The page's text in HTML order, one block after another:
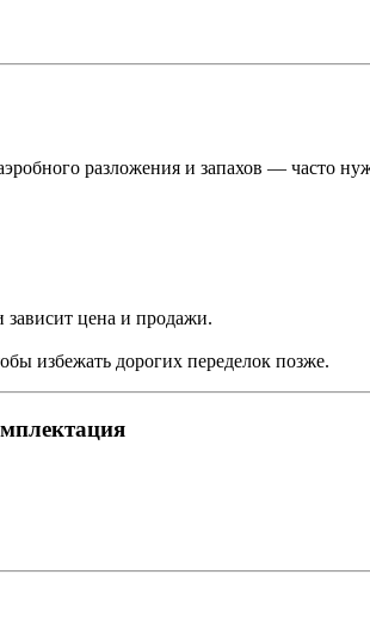
разложения и запахов — часто
зависит цена и продажи.
избежать дорогих переделок позже.